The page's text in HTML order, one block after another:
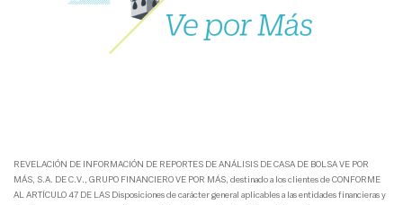
REVELACIÓN DE INFORMACIÓN DE REPORTES DE ANÁLISIS DE CASA DE BOLSA VE POR
MÁS, S.A. DE C.V., GRUPO FINANCIERO VE POR MÁS, destinado a los clientes de CONFORME
AL ARTÍCULO 47 DE LAS Disposiciones de carácter general aplicables a las entidades financieras y